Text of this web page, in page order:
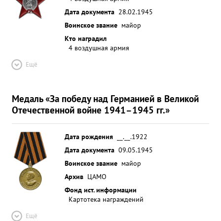
лошадей , Полевых орудий, 2 танка, 2 зенитных
орудия и до 40 человек живой силы противника.
Эффективность боевых вылетов лейтенанта
ЛУНЬКОВА под тверждают истребители со
Дата документа 28.02.1945
Воинское звание майор
Кто наградил
4 воздушная армия
Ещё
Медаль «За победу над Германией в Великой
Отечественной войне 1941–1945 гг.»
Дата рождения
__.__.1922
Дата документа 09.05.1945
Воинское звание майор
Архив ЦАМО
Фонд ист. информации
Картотека награждений
Ещё